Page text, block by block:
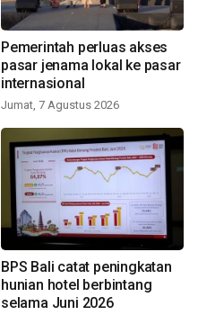
Pemerintah perluas akses
pasar jenama lokal ke pasar
internasional
Jumat, 7 Agustus 2026
BPS Bali catat peningkatan
hunian hotel berbintang
selama Juni 2026